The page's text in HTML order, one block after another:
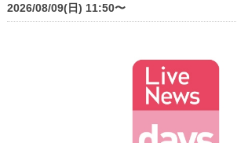
2026/08/09(日) 11:50〜